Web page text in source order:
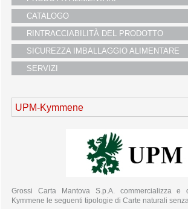
i partners
servizio clienti
fiere
CATALOGO
RINTRACCIABILITÀ DEL PRODOTTO
SICUREZZA IMBALLAGGIO ALIMENTARE
SERVIZI
UPM-Kymmene
Grossi Carta Mantova S.p.A. commercializza e
Kymmene le seguenti tipologie di Carte naturali